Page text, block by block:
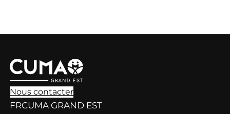
Nous contacter
FRCUMA GRAND EST